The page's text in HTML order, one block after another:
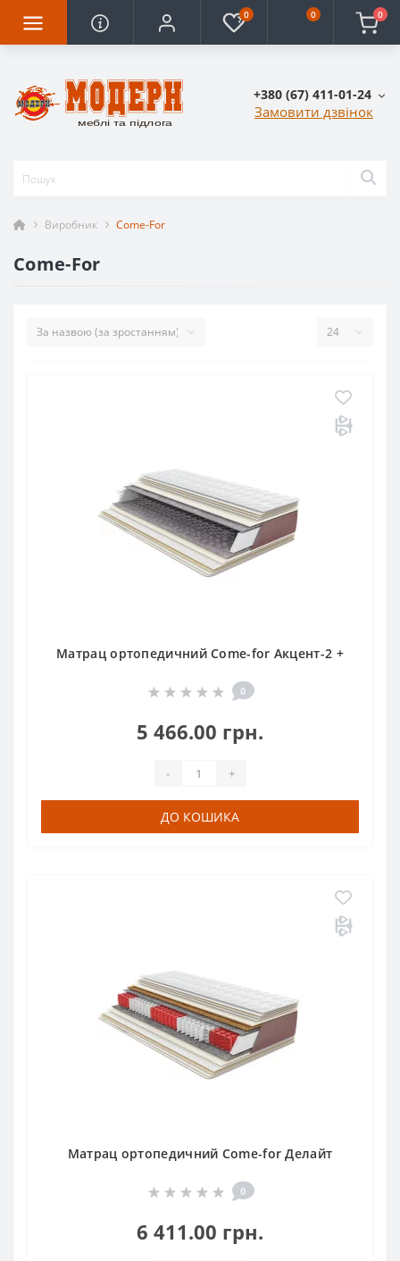
0 0 0
+380 (67) 411-01-24
Замовити дзвінок
Виробник Come-For
Come-For
Матрац ортопедичний Come-for Акцент-2 +
0
5 466.00 грн.
- +
ДО КОШИКА
Матрац ортопедичний Come-for Делайт
0
6 411.00 грн.